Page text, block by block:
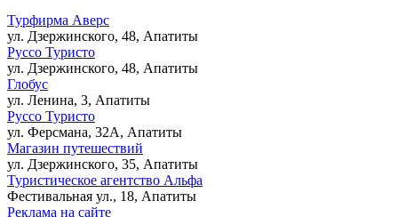
Турфирма Аверс
ул. Дзержинского, 48, Апатиты
Руссо Туристо
ул. Дзержинского, 48, Апатиты
Глобус
ул. Ленина, 3, Апатиты
Руссо Туристо
ул. Ферсмана, 32А, Апатиты
Магазин путешествий
ул. Дзержинского, 35, Апатиты
Туристическое агентство Альфа
Фестивальная ул., 18, Апатиты
Реклама на сайте